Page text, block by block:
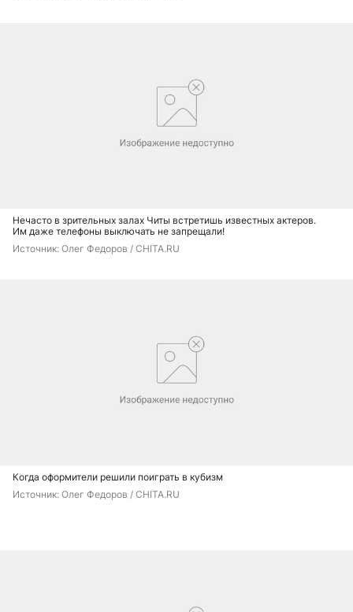
Нечасто в зрительных залах Читы встретишь известных актеров.
Им даже телефоны выключать не запрещали!
Источник: Олег Федоров / CHITA.RU
Когда оформители решили поиграть в кубизм
Источник: Олег Федоров / CHITA.RU